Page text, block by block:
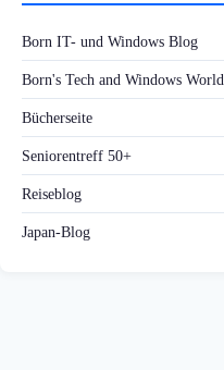
Born IT- und Windows Blog
Born's Tech and Windows World
Bücherseite
Seniorentreff 50+
Reiseblog
Japan-Blog